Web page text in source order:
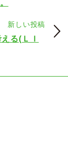
新しい投稿
る(ＬＩ